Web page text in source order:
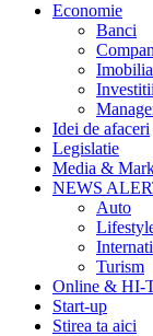
Economie
Banci
Investitii
Idei de afaceri
Legislatie
Media &
NEWS
Auto
Turism
Online & HI-
Start-up
Stirea ta aici